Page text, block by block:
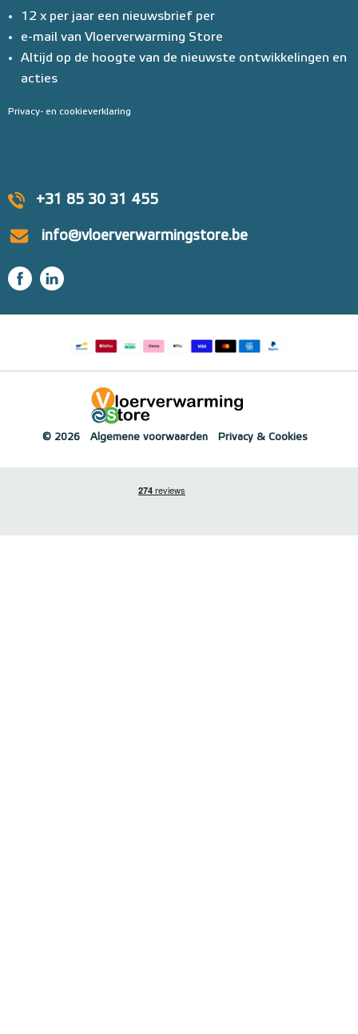
+31 85 30 31 455
info@vloerverwarmingstore.be
12 x per jaar een nieuwsbrief per
e-mail van Vloerverwarming Store
Altijd op de hoogte van de nieuwste ontwikkelingen en
acties
Privacy- en cookieverklaring
© 2026 Algemene voorwaarden Privacy & Cookies